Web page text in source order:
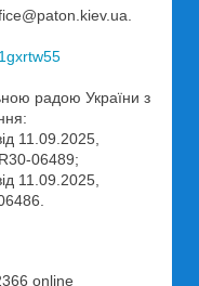
радою України з
11.09.2025,
06489;
11.09.2025,
online